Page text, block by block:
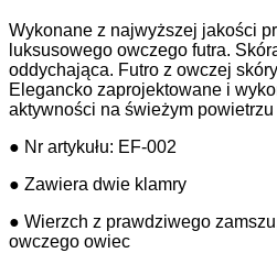
Wykonane z najwyższej jakości
luksusowego owczego futra.
oddychająca. Futro z owczej
Elegancko zaprojektowane i
aktywności na świeżym powietrzu
● Nr artykułu: EF-002
● Zawiera dwie klamry
● Wierzch z prawdziwego
owczego owiec